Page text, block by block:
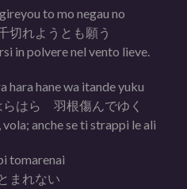
to mo negau no
れようとも願う
in polvere nel vento lieve.
hara hane wa itande yuku
はら 羽根傷んでゆく
anche se ti strappi le ali
tomarenai
まれない